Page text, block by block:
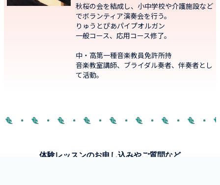
秋桜の会を結成し、小中学校や介護施設など
でボランティア演奏会を行う。
りゅうとぴあパイプオルガン
一般コース、応用コース修了。
中・高第一種音楽教員免許所持
音楽教室講師、ブライダル奏者、伴奏者とし
て活動。
体験レッスンのお申し込みやご質問など